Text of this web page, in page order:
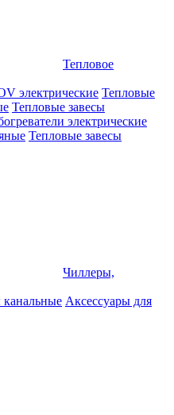
Тепловое
электрические Тепловые
Тепловые завесы
электрические
Тепловые завесы
Чиллеры,
Аксессуары для